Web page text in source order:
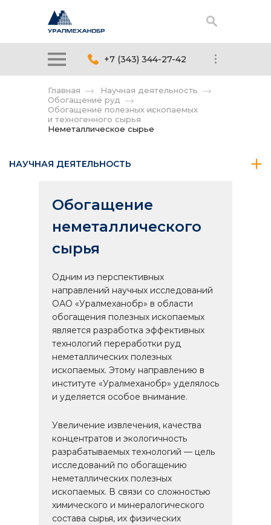
+7 (343) 344-27-42
Главная
Научная деятельность
Обогащение руд
Обогащение полезных ископаемых
и техногенного сырья
Неметаллическое сырье
НАУЧНАЯ ДЕЯТЕЛЬНОСТЬ
Обогащение
неметаллического
сырья
Одним из перспективных
направлений научных исследований
ОАО «Уралмеханобр» в области
обогащения полезных ископаемых
является разработка эффективных
технологий переработки руд
неметаллических полезных
ископаемых. Этому направлению в
институте «Уралмеханобр» уделялось
и уделяется особое внимание.
Увеличение извлечения, качества
концентратов и экологичность
разрабатываемых технологий — цель
исследований по обогащению
неметаллических полезных
ископаемых. В связи со сложностью
химического и минералогического
состава сырья, их физических